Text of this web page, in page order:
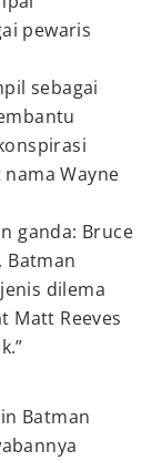
pewaris
sebagai
Wayne
ganda: Bruce
Batman
dilema
Matt Reeves
Batman